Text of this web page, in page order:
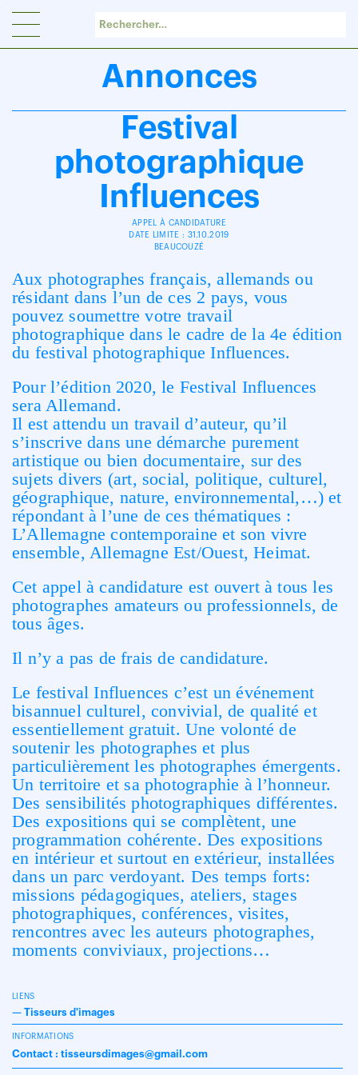
Annonces
Festival
photographique
Influences
APPEL À CANDIDATURE
DATE LIMITE : 31.10.2019
BEAUCOUZÉ
Aux photographes français, allemands ou
résidant dans l’un de ces 2 pays, vous
pouvez soumettre votre travail
photographique dans le cadre de la 4e édition
du festival photographique Influences.
Pour l’édition 2020, le Festival Influences
sera Allemand.
Il est attendu un travail d’auteur, qu’il
s’inscrive dans une démarche purement
artistique ou bien documentaire, sur des
sujets divers (art, social, politique, culturel,
géographique, nature, environnemental,…) et
répondant à l’une de ces thématiques :
L’Allemagne contemporaine et son vivre
ensemble, Allemagne Est/Ouest, Heimat.
Cet appel à candidature est ouvert à tous les
photographes amateurs ou professionnels, de
tous âges.
Il n’y a pas de frais de candidature.
Le festival Influences c’est un événement
bisannuel culturel, convivial, de qualité et
essentiellement gratuit. Une volonté de
soutenir les photographes et plus
particulièrement les photographes émergents.
Un territoire et sa photographie à l’honneur.
Des sensibilités photographiques différentes.
Des expositions qui se complètent, une
programmation cohérente. Des expositions
en intérieur et surtout en extérieur, installées
dans un parc verdoyant. Des temps forts:
missions pédagogiques, ateliers, stages
photographiques, conférences, visites,
rencontres avec les auteurs photographes,
moments conviviaux, projections…
LIENS
— Tisseurs d'images
INFORMATIONS
Contact : tisseursdimages@gmail.com